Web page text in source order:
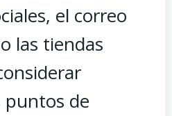
el correo
las tiendas
puntos de